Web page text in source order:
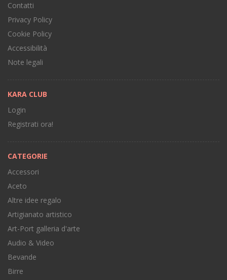
Contatti
Privacy Policy
Cookie Policy
Accessibilità
Note legali
KARA CLUB
Login
Registrati ora!
CATEGORIE
Accessori
Aceto
Altre idee regalo
Artigianato artistico
Art-Port galleria d'arte
Audio & Video
Bevande
Birre